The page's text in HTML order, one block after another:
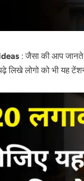
: जैसा की आप
लिखे लोगो को भी यह